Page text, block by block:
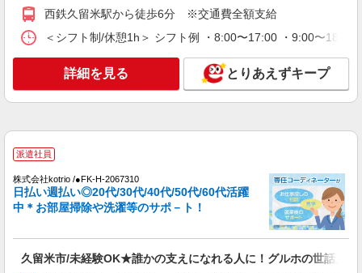
通費全支給(ガソリン代含む)＞
キープ 詳細を見る
派遣社員
時給1450円〜2062円 ＜日払い有/週払い有/交
通費全支給(ガソリン代含む)＞
久留米市花畑
キープ 詳細を見る
西鉄久留米駅から徒歩6分 ※交通費全額支給
＜シフト制/休憩1h＞ シフト例 ・8:00〜17:00 ・9:00〜
詳細を見る とりあえずキープ
派遣社員
株式会社kotrio /●FK-H-2067310
日払い週払い◎20代/30代/40代/50代/60代活躍
中＊お部屋掃除や洗濯等のサポ－ト！
久留米市/未経験OK★誰かの支えになれる人に！グルホの世話人♪